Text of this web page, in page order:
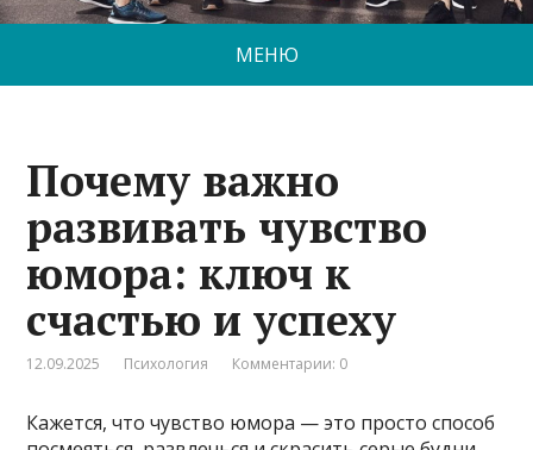
МЕНЮ
Почему важно
развивать чувство
юмора: ключ к
счастью и успеху
12.09.2025 Психология Комментарии: 0
Кажется, что чувство юмора — это просто способ